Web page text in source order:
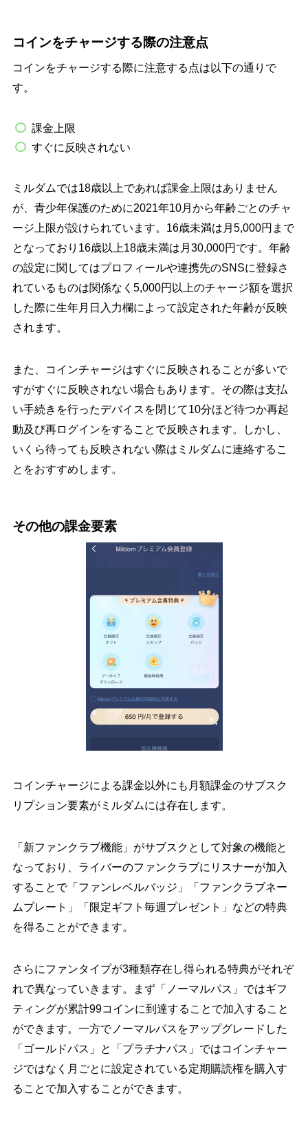
コインをチャージする際の注意点
コインをチャージする際に注意する点は以下の通りで
す。
課金上限
すぐに反映されない
ミルダムでは18歳以上であれば課金上限はありません
が、青少年保護のために2021年10月から年齢ごとのチャ
ージ上限が設けられています。16歳未満は月5,000円まで
となっており16歳以上18歳未満は月30,000円です。年齢
の設定に関してはプロフィールや連携先のSNSに登録さ
れているものは関係なく5,000円以上のチャージ額を選択
した際に生年月日入力欄によって設定された年齢が反映
されます。
また、コインチャージはすぐに反映されることが多いで
すがすぐに反映されない場合もあります。その際は支払
い手続きを行ったデバイスを閉じて10分ほど待つか再起
動及び再ログインをすることで反映されます。しかし、
いくら待っても反映されない際はミルダムに連絡するこ
とをおすすめします。
その他の課金要素
コインチャージによる課金以外にも月額課金のサブスク
リプション要素がミルダムには存在します。
「新ファンクラブ機能」がサブスクとして対象の機能と
なっており、ライバーのファンクラブにリスナーが加入
することで「ファンレベルバッジ」「ファンクラブネー
ムプレート」「限定ギフト毎週プレゼント」などの特典
を得ることができます。
さらにファンタイプが3種類存在し得られる特典がそれぞ
れで異なっていきます。まず「ノーマルパス」ではギフ
ティングが累計99コインに到達することで加入すること
ができます。一方でノーマルパスをアップグレードした
「ゴールドパス」と「プラチナパス」ではコインチャー
ジではなく月ごとに設定されている定期購読権を購入す
ることで加入することができます。